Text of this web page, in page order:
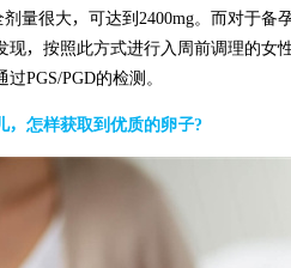
剂量很大，可达到2400mg。而对于备
现，按照此方式进行入周前调理的女
PGS/PGD的检测。
，怎样获取到优质的卵子?